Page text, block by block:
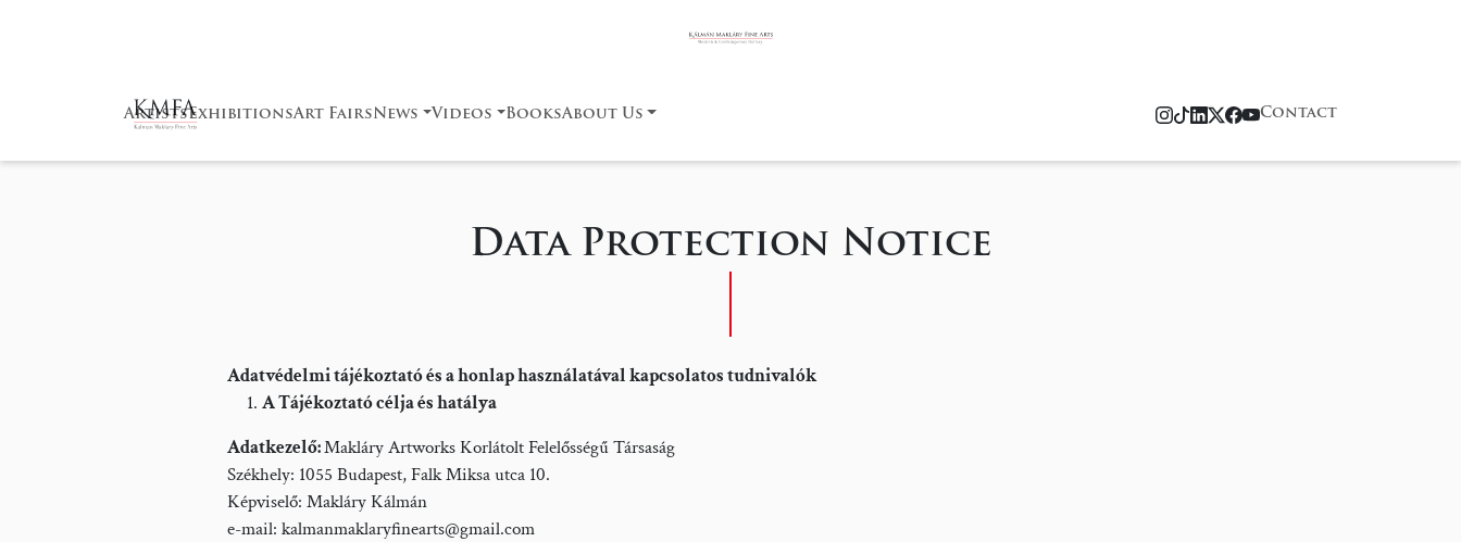
ArtistsExhibitionsArt FairsNews Videos BooksAbout Us Contact
Data Protection Notice
Adatvédelmi tájékoztató és a honlap használatával kapcsolatos tudnivalók
A Tájékoztató célja és hatálya
Adatkezelő:Makláry Artworks Korlátolt Felelősségű Társaság
Székhely: 1055 Budapest, Falk Miksa utca 10.
Képviselő: Makláry Kálmán
e-mail: kalmanmaklaryfinearts@gmail.com